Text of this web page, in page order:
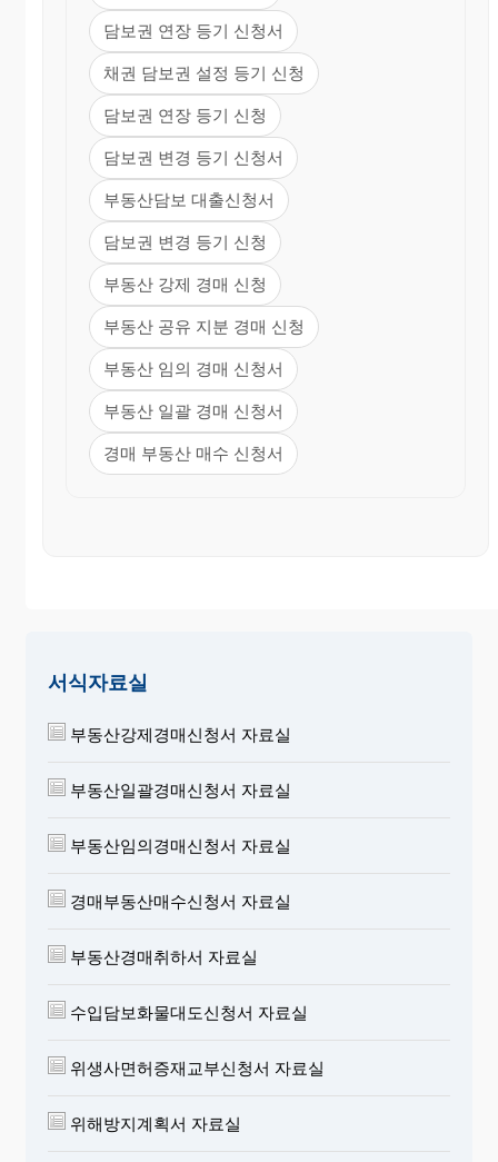
담보권 연장 등기 신청서
채권 담보권 설정 등기 신청
담보권 연장 등기 신청
담보권 변경 등기 신청서
부동산담보 대출신청서
담보권 변경 등기 신청
부동산 강제 경매 신청
부동산 공유 지분 경매 신청
부동산 임의 경매 신청서
부동산 일괄 경매 신청서
경매 부동산 매수 신청서
서식자료실
부동산강제경매신청서 자료실
부동산일괄경매신청서 자료실
부동산임의경매신청서 자료실
경매부동산매수신청서 자료실
부동산경매취하서 자료실
수입담보화물대도신청서 자료실
위생사면허증재교부신청서 자료실
위해방지계획서 자료실